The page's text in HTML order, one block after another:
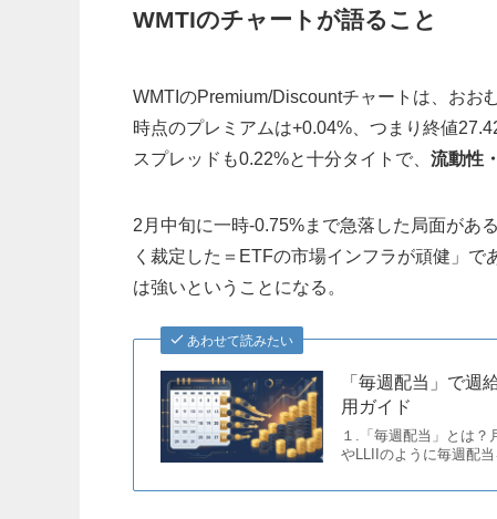
WMTIのチャートが語ること
WMTIのPremium/Discountチャートは、おお
時点のプレミアムは+0.04%、つまり終値
スプレッドも0.22%と十分タイトで、 流動性
2月中旬に一時-0.75%まで急落した局面があ
く裁定した＝ETFの市場インフラが頑健」
は強いということになる。
あわせて読みたい
「毎週配当」で週
用ガイド
１.「毎週配当」とは？
やLLIIのように毎週配